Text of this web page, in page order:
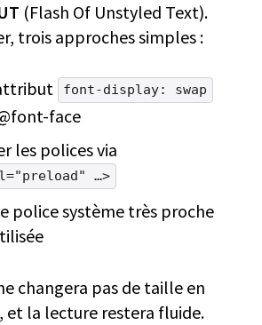
(Flash Of Unstyled Text).
trois approches simples :
font-display: swap
face
les polices via
…>
police système très proche
changera pas de taille en
et la lecture restera fluide.